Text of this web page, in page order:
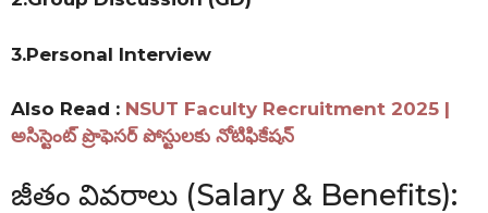
3.Personal Interview
Also Read : NSUT Faculty Recruitment 2025 |
అసిస్టెంట్ ప్రొఫెసర్ పోస్టులకు నోటిఫికేషన్
జీతం వివరాలు (Salary & Benefits):